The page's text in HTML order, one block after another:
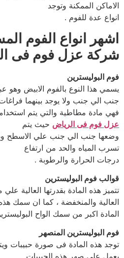
الاماكن الممكنة وتوجد
انواع عدة للفوم .
اشهر انواع الفوم
شركة عزل فوم فى
فوم البوليسترين
يسمي هذا النوع بالفوم الابيض وهو
جنب الي جنب ولا يوجد بينهما
فهي مادة مطاطية والتي يتم
عزل فوم فى الرياض حيث يتم
وضعها جنب الي جنب علي الاسطح
تسرب المياه والحد من ارتفاع
درجات الحرارة والرطوبة .
قوالب فوم البوليسترين
تتميز هذه المادة بقدرتها العالية
العالية والمنخفضة ، كما ان سمك
المادة اكبر من سمك الواح
فوم البوليسترين المنصهر
توجد هذه المادة فى صورة حبيبات